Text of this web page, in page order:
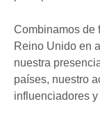
Combinamos de
Reino Unido en
nuestra
países, nuestro
influenciadores